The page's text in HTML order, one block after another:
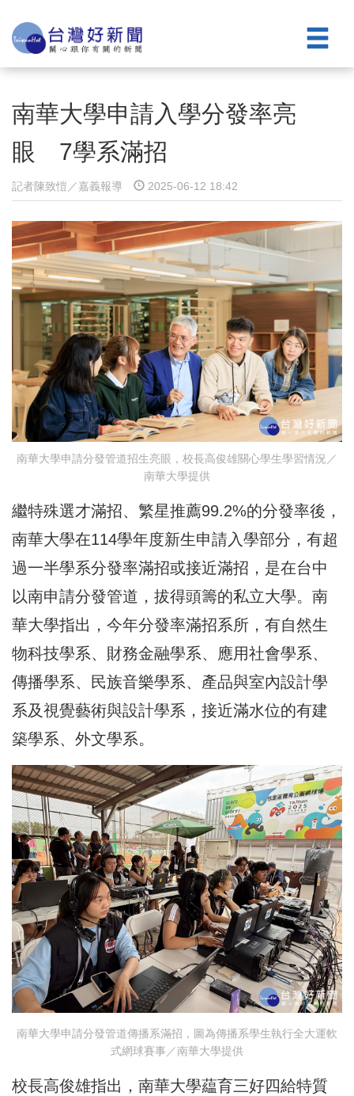
南華大學申請入學分發率亮
眼 7學系滿招
記者陳致愷／嘉義報導 2025-06-12 18:42
南華大學申請分發管道招生亮眼，校長高俊雄關心學生學習情況／
南華大學提供
繼特殊選才滿招、繁星推薦99.2%的分發率後，
南華大學在114學年度新生申請入學部分，有超
過一半學系分發率滿招或接近滿招，是在台中
以南申請分發管道，拔得頭籌的私立大學。南
華大學指出，今年分發率滿招系所，有自然生
物科技學系、財務金融學系、應用社會學系、
傳播學系、民族音樂學系、產品與室內設計學
系及視覺藝術與設計學系，接近滿水位的有建
築學系、外文學系。
南華大學申請分發管道傳播系滿招，圖為傳播系學生執行全大運軟
式網球賽事／南華大學提供
校長高俊雄指出，南華大學藴育三好四給特質